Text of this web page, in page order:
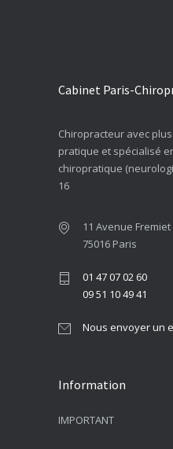
Cabinet Paris-
Chiropracteur avec
pratique et spécialisé
chiropratique
16
11 Avenue Fremiet
75016 Paris
01 47 07 02 60
09 51 10 49 41
Nous envoyer un
Information
IMPORTANT